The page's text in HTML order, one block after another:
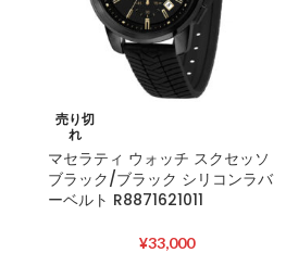
売り切
れ
マセラティ ウォッチ スクセッソ
ブラック/ブラック シリコンラバ
ーベルト R8871621011
¥33,000